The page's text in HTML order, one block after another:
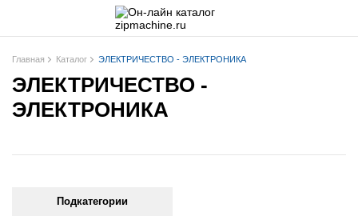
Главная Каталог ЭЛЕКТРИЧЕСТВО - ЭЛЕКТРОНИКА
ЭЛЕКТРИЧЕСТВО -
ЭЛЕКТРОНИКА
Подкатегории